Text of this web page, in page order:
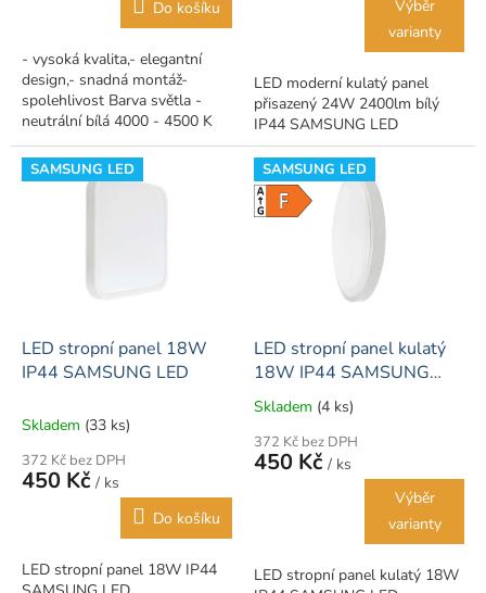
Do košíku
- vysoká kvalita,- elegantní
design,- snadná montáž-
spolehlivost Barva světla -
neutrální bílá 4000 - 4500 K
Výběr
varianty
LED moderní kulatý panel
přisazený 24W 2400lm bílý
IP44 SAMSUNG LED
SAMSUNG LED
LED stropní panel 18W
IP44 SAMSUNG LED
Skladem (33 ks)
372 Kč bez DPH
450 Kč / ks
Do košíku
LED stropní panel 18W IP44
SAMSUNG LED
LED stropní panel kulatý
18W IP44 SAMSUNG
LED
Průměrné
produktu
je
Skladem (4 ks)
372 Kč bez DPH
450 Kč / ks
Výběr
varianty
LED stropní panel kulatý 18W